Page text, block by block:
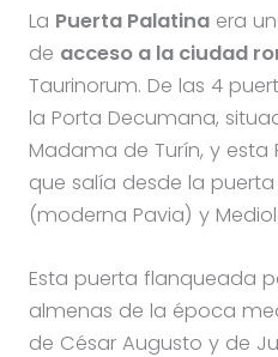
La Puerta Palatinaera
de acceso a la ciudad
Taurinorum. De las 4
la Porta Decumana,
Madama de Turín, y esta
que salía desde la
(moderna Pavia) y
Esta puerta flanqueada
almenas de la época
de César Augusto y de